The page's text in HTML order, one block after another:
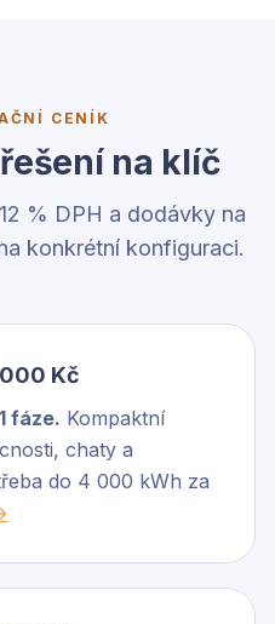
CENÍK
na klíč
% DPH a dodávky na
konkrétní konfiguraci.
Kč
fáze. Kompaktní
chaty a
do 4 000 kWh za